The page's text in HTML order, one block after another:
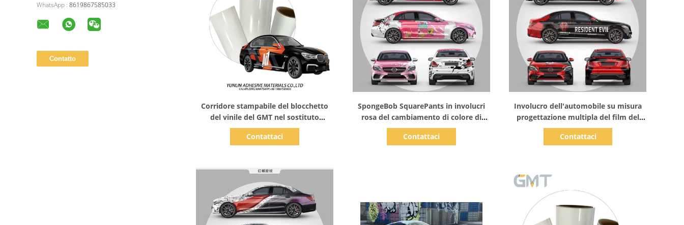
WhatsApp : 8619867585033
Corridore stampabile del blocchetto
del vinile del GMT nel sostituto
polimerico arancio e nero di
dimensione dell'involucro 1.52*19m
Contattaci
SpongeBob SquarePants in involucri
rosa del cambiamento di colore di
manifesto per approvazione lucida
dello SGS di iso di Matte Surface dei
Contattaci
Involucro dell'automobile su misura
progettazione multipla del film del
vinile dell'involucro dell'automobile
del manifesto di Resident Evil
Contattaci